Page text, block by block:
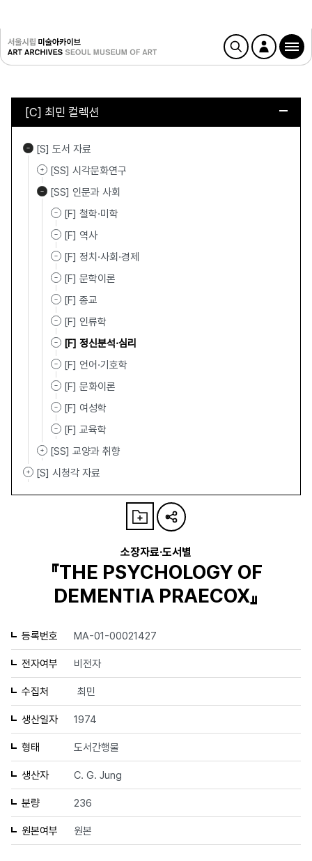
[C] 최민 컬렉션
[S] 도서 자료
[SS] 시각문화연구
[SS] 인문과 사회
[F] 철학·미학
[F] 역사
[F] 정치·사회·경제
[F] 문학이론
[F] 종교
[F] 인류학
[F] 정신분석·심리
[F] 언어·기호학
[F] 문화이론
[F] 여성학
[F] 교육학
[SS] 교양과 취향
[S] 시청각 자료
소장자료·도서별
『THE PSYCHOLOGY OF
DEMENTIA PRAECOX』
등록번호 MA-01-00021427
전자여부 비전자
수집처 최민
생산일자 1974
형태 도서간행물
생산자 C. G. Jung
분량 236
원본여부 원본